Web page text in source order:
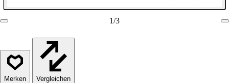
1/3
Vergleichen